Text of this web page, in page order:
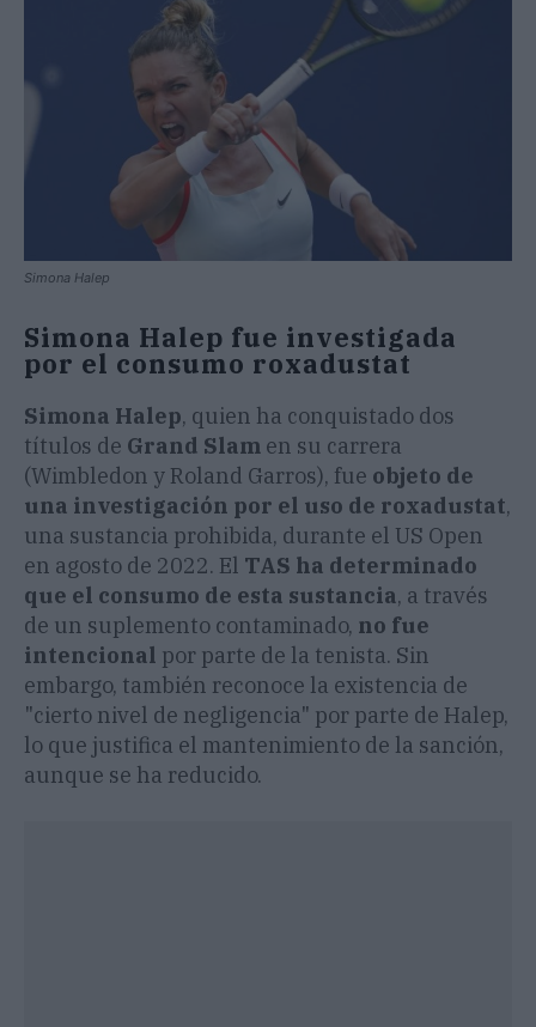
Simona Halep
Simona Halep fue investigada
por el consumo roxadustat
Simona Halep, quien ha conquistado dos
títulos de Grand Slam en su carrera
(Wimbledon y Roland Garros), fue objeto de
una investigación por el uso de roxadustat,
una sustancia prohibida, durante el US Open
en agosto de 2022. El TAS ha determinado
que el consumo de esta sustancia, a través
de un suplemento contaminado, no fue
intencional por parte de la tenista. Sin
embargo, también reconoce la existencia de
"cierto nivel de negligencia" por parte de Halep,
lo que justifica el mantenimiento de la sanción,
aunque se ha reducido.